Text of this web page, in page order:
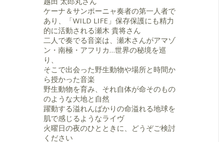
レクラブを結成。
1994
全国ツアーを行ない、 ゲストにパッ
ト・メセニー・グループのペドロ・
アスナールを迎える。
1995
CD『VIENTO〜風の道』でソロデビ
ュー。セカンドCD『ILUSION〜水の
イルシオン』をリリース。瀬木貴将
withスーパーフレンズ全国ツアーを
行なう。 南米出身の世界的アーティ
ストである ペドロ・アスナール、ト
ン・ボスコ、アントニオ・カルロ
ス・ジョビンなどから、作曲、編
曲、奏法 の 影響を受けブラジル音楽
を軸に演奏活動を展開。
『Prismatica』のほか『Bossa do
Mago』『森』などのバンドに参加
し、作曲・編曲も手掛ける。
銀座スイング、六本木スイートベイ
ジルなどでライブ活動を行ってい
る。
これまでに、岩崎宏美、葉加瀬太
郎、瀬木貴将、ウェイウェイウー、
Yae、辛島美登里、中孝介など 様々
ケーナ＆サンポーニャ奏者の第一人者で
あり、「WILD LIFE」保存保護にも精力
的に活動される瀬木 貴将さん
二人で奏でる音楽は、瀬木さんがアマゾ
ン・南極・アフリカ…世界の秘境を巡
り、
そこで出会った野生動物や場所と時間か
ら授かった音楽
野生動物を育み、それ自体が命そのもの
のような大地と自然
躍動する溢れんばかりの命溢れる地球を
肌で感じるようなライヴ
火曜日の夜のひとときに、どうぞご検討
ください